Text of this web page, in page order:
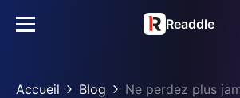
Readdle
Accueil Blog